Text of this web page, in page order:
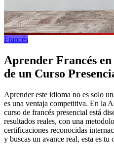
Francés
Aprender Francés
de un Curso
Aprender este idioma no es solo
es una ventaja competitiva. En la
curso de francés presencial está
resultados reales, con una
certificaciones reconocidas
y buscas un avance real, esta es tu